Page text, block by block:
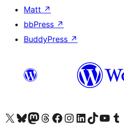
Matt ↗
bbPress ↗
BuddyPress ↗
Acessar nossa conta do X (antigo Twitter)
Acessar nossa conta do Bluesky
Acessar nossa conta do Mastodon
Acessar nossa conta do Threads
Acessar nossa página do Facebook
Acessar nossa conta do Instagram
Acessar nossa conta do LinkedIn
Acessar nossa conta do TikTok
Acessar nossoAcessar